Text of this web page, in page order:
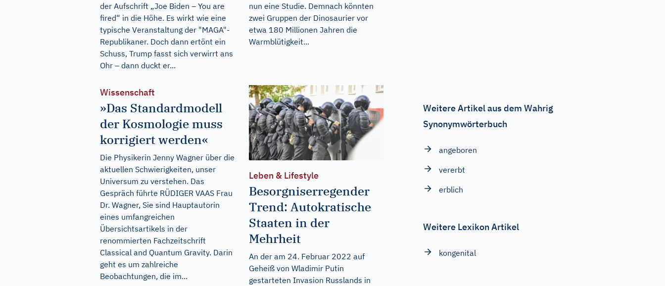
der Aufschrift „Joe Biden – You are
fired“ in die Höhe. Es wirkt wie eine
typische Veranstaltung der "MAGA"-
Republikaner. Doch dann ertönt ein
Schuss, Trump fasst sich verwirrt ans
Ohr – dann duckt er...
nun eine Studie. Demnach könnten
zwei Gruppen der Dinosaurier vor
etwa 180 Millionen Jahren die
Warmblütigkeit...
Wissenschaft
»Das Standardmodell
der Kosmologie muss
korrigiert werden«
Die Physikerin Jenny Wagner über die
aktuellen Schwierigkeiten, unser
Universum zu verstehen. Das
Gespräch führte RÜDIGER VAAS Frau
Dr. Wagner, Sie sind Hauptautorin
eines umfangreichen
Übersichtsartikels in der
renommierten Fachzeitschrift
Classical and Quantum Gravity. Darin
geht es um zahlreiche
Beobachtungen, die im...
Leben & Lifestyle
Besorgniserregender
Trend: Autokratische
Staaten in der
Mehrheit
An der am 24. Februar 2022 auf
Geheiß von Wladimir Putin
gestarteten Invasion Russlands in
Weitere Artikel aus dem Wahrig
Synonymwörterbuch
angeboren
vererbt
erblich
Weitere Lexikon Artikel
kongenital